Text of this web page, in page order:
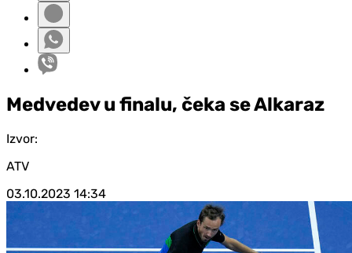
Medvedev u finalu, čeka se Alkaraz
Izvor:
ATV
03.10.2023 14:34